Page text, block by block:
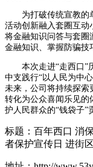
为打破传统宣教的
活动创新融入套圈互动
将金融知识问答与套圈
金融知识、掌握防骗技
本次走进“走西口”
中支践行“以人民为中
未来，公司将持续探索
转化为公众喜闻乐见的
护人民群众的“钱袋子”
标题：百年西口 消
者保护宣传日 进街